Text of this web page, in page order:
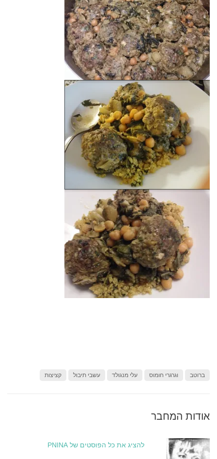
ברוטב וגרגרי חומוס עלי מנגולד עשבי תיבול קציצות
אודות המחבר
להציג את כל הפוסטים של PNINA